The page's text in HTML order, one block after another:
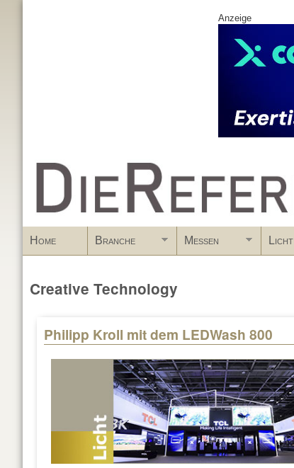
Anzeige
www.DieReferenz.de
Home Branche Messen Licht
Creative Technology
Philipp Kroll mit dem LEDWash 800